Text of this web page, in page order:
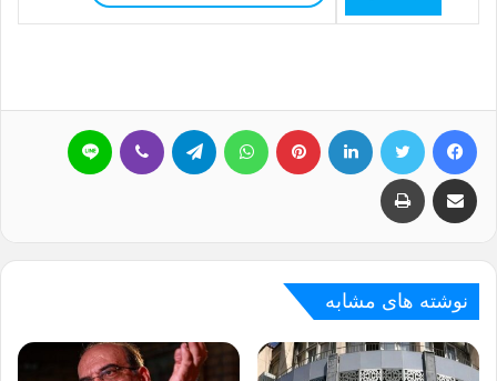
فیسبوک توییتر لینکداین پینتریست تلگرام وایبر
اشتراک گذاری با ایمیل چاپ
نوشته های مشابه